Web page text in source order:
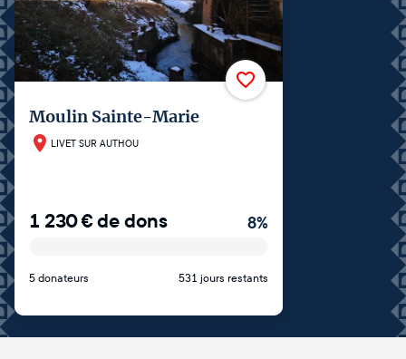
Moulin Sainte-Marie
LIVET SUR AUTHOU
1 230€de dons 8%
5 donateurs 531 jours restants